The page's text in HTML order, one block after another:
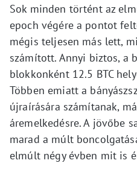
Sok minden történt az
epoch végére a pontot
mégis teljesen más lett,
számított. Annyi biztos, a
blokkonként 12.5 BTC
Többen emiatt a
újraírására számítanak,
áremelkedésre. A jövőbe
marad a múlt
elmúlt négy évben mit is